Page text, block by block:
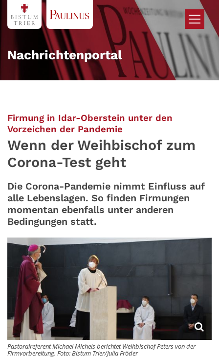
Zum Inhalt springen
Nachrichtenportal
Firmung in Idar-Oberstein unter den
Vorzeichen der Pandemie
Wenn der Weihbischof zum
Corona-Test geht
Die Corona-Pandemie nimmt Einfluss auf
alle Lebenslagen. So finden Firmungen
momentan ebenfalls unter anderen
Bedingungen statt.
Pastoralreferent Michael Michels berichtet Weihbischof Peters von der
Firmvorbereitung. Foto: Bistum Trier/Julia Fröder